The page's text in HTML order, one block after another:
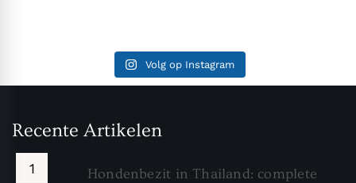
Volg op Instagram
Recente Artikelen
Hondenbezit in Thailand: complete